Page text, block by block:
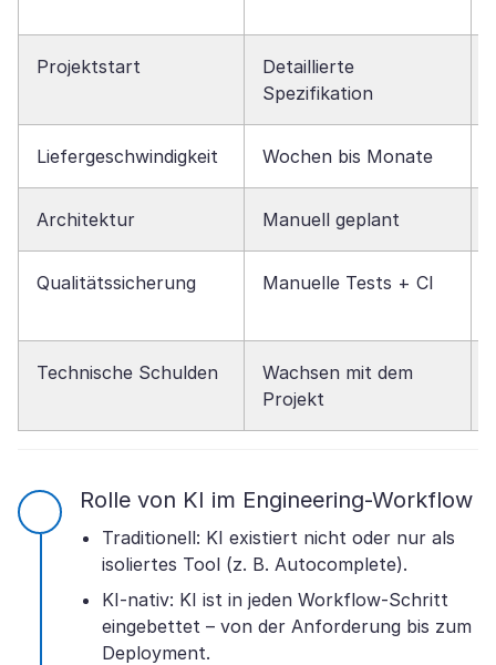
Projektstart
Detaillierte
Spezifikation
Liefergeschwindigkeit Wochen bis Monate
Architektur Manuell geplant
Qualitätssicherung Manuelle Tests + CI
Technische Schulden
Wachsen mit dem
Projekt
Rolle von KI im Engineering-Workflow
Traditionell: KI existiert nicht oder nur als
isoliertes Tool (z. B. Autocomplete).
KI-nativ: KI ist in jeden Workflow-Schritt
eingebettet – von der Anforderung bis zum
Deployment.